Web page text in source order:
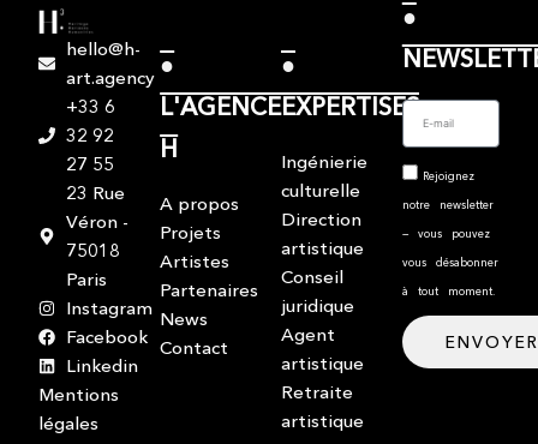
hello@h-
art.agency
+33 6
32 92
27 55
23 Rue
Véron -
75018
Paris
Instagram
Facebook
Linkedin
Mentions
légales
●
L'AGENCE
H
A propos
Projets
Artistes
Partenaires
News
Contact
●
EXPERTISES
Ingénierie
culturelle
Direction
artistique
Conseil
juridique
Agent
artistique
Retraite
artistique
●
Rejoignez
notre newsletter
— vous pouvez
vous désabonner
à tout moment.
ENVOYER